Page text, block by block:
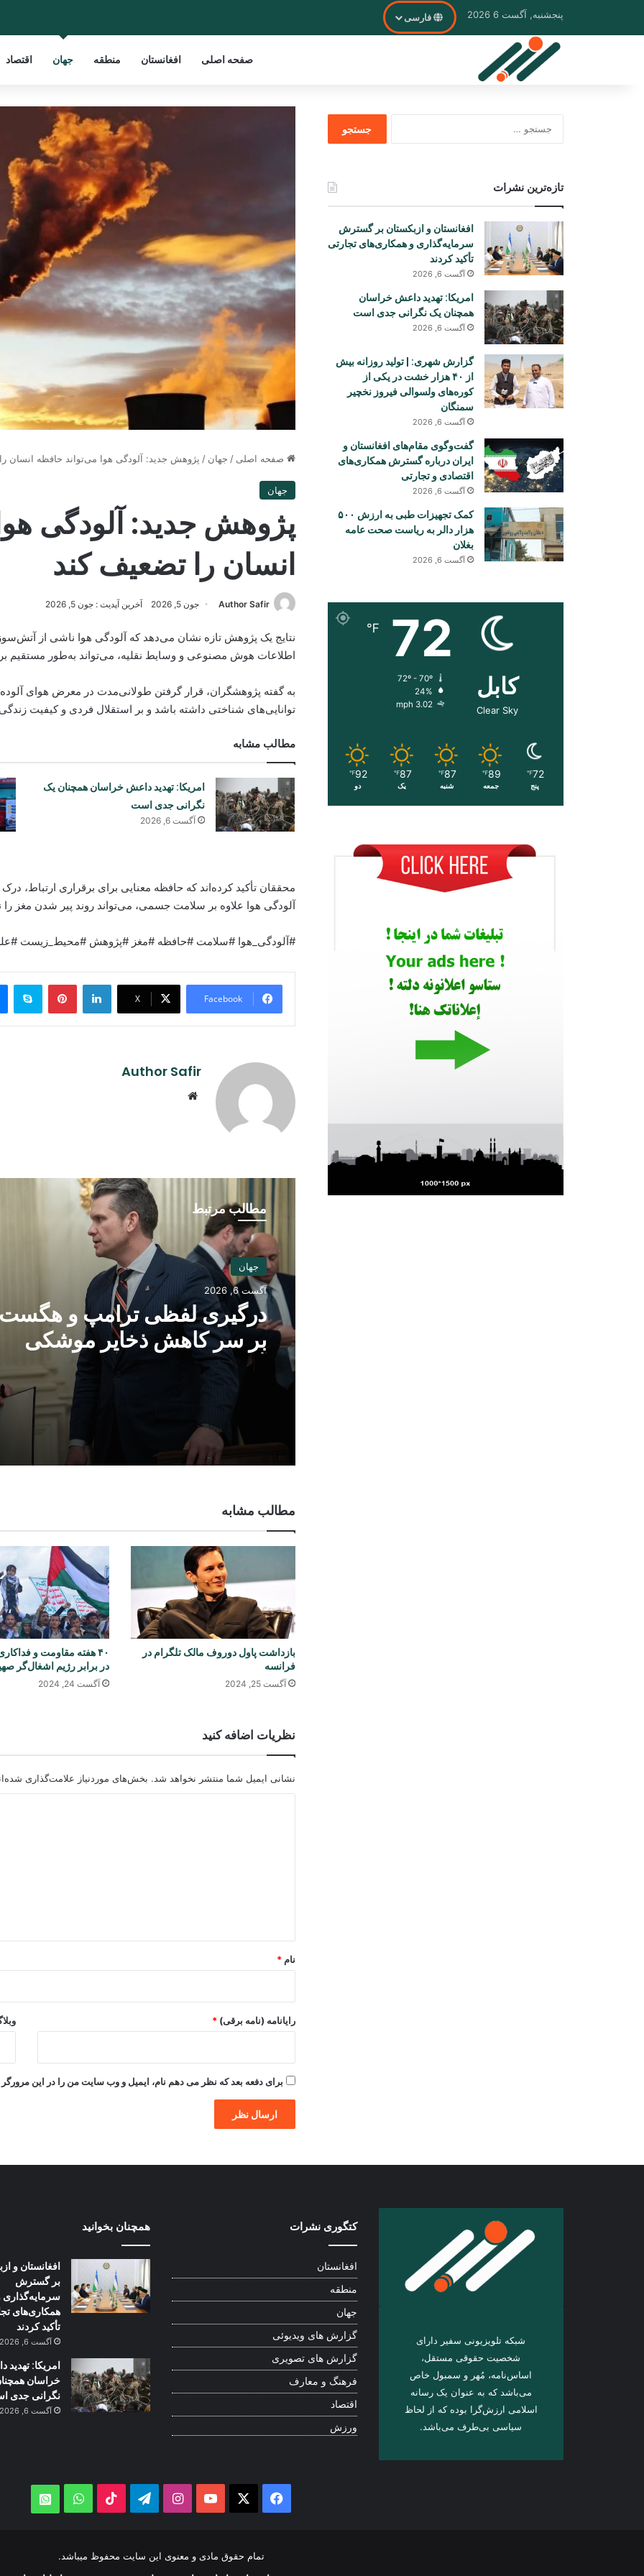
پنجشنبه, آگست 6 2026 فارسی
صفحه اصلی افغانستان منطقه جهان اقتصاد
صفحه اصلی / جهان / پژوهش جدید: آلودگی هوا می‌تواند حافظه انسان
جهان
پژوهش جدید: آلودگی
انسان را تضعیف کند
Author Safir جون 5, 2026 آخرین آپدیت : جون 5, 2026
نتایج یک پژوهش تازه نشان می‌دهد که آلودگی هوا ناشی از
اطلاعات هوش مصنوعی و وسایط نقلیه، می‌تواند به‌طور مستقیم بر
توانایی‌های شناختی داشته باشد و بر استقلال فردی و کیفیت زندگی
مطالب مشابه
امریکا: تهدید داعش خراسان همچنان یک
نگرانی جدی است
آگست 6, 2026
محققان تأکید کرده‌اند که حافظه معنایی برای برقراری
آلودگی هوا علاوه بر سلامت جسمی، می‌تواند روند پیر شدن مغز را
#آلودگی_هوا #سلامت #حافظه #مغز #پژوهش #محیط_زیست
Facebook
X
LinkedIn
Pinterest
Author Safir
مطالب مرتبط
جهان
آگست 6, 2026
درگیری لفظی ترامپ و هگست
بر سر کاهش ذخایر موشکی
آمریکا
مطالب مشابه
بازداشت پاول دوروف مالک تلگرام در
فرانسه
آگست 25, 2024
۴۰ هفته مقاومت و
در برابر رژیم اشغال‌گر
آگست 24, 2024
نظریات اضافه کنید
نشانی ایمیل شما منتشر نخواهد شد. بخش‌های موردنیاز علامت‌گذاری
نام *
رایانامه (نامه برقی) *
برای دفعه بعد که نظر می دهم نام، ایمیل و وب سایت من را در این مرورگر
تازه‌ترین نشرات
افغانستان و ازبکستان بر گسترش
سرمایه‌گذاری و همکاری‌های تجارتی
تأکید کردند
آگست 6, 2026
امریکا: تهدید داعش خراسان
همچنان یک نگرانی جدی است
آگست 6, 2026
گزارش شهری: | تولید روزانه بیش
از ۴۰ هزار خشت در یکی از
کوره‌های ولسوالی فیروز نخچیر
سمنگان
آگست 6, 2026
گفت‌وگوی مقام‌های افغانستان و
ایران درباره گسترش همکاری‌های
اقتصادی و تجارتی
آگست 6, 2026
کمک تجهیزات طبی به ارزش ۵۰۰
هزار دالر به ریاست صحت عامه
بغلان
آگست 6, 2026
کابل
Clear Sky
72
℉
24%
3.02 mph
72
℉
پنج
89
℉
جمعه
87
℉
شنبه
87
℉
یک
92
℉
دو
شبکه تلویزیونی سفیر دارای
شخصیت حقوقی مستقل،
اساس‌نامه، مُهر و سمبول خاص
می‌باشد که به عنوان یک رسانه
اسلامی ارزش‌گرا بوده که از لحاظ
سیاسی بی‌طرف می‌باشد.
کتگوری نشرات
افغانستان
منطقه
جهان
گزارش های ویدیوئی
گزارش های تصویری
فرهنگ و معارف
اقتصاد
ورزش
همچنان بخوانید
افغانستان و
بر گسترش
سرمایه‌گذاری
همکاری‌های
تأکید کردند
آگست 6, 2026
امریکا: تهدید
خراسان
نگرانی جدی
آگست 6, 2026
Facebook
YouTube
Instagram
Telegram
TikTok
WhatsApp
تمام حقوق مادی و معنوی این سایت محفوظ میباشد.